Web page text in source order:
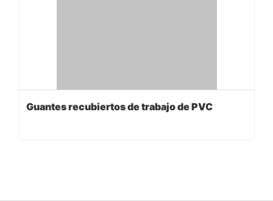
Guantes recubiertos de trabajo de PVC